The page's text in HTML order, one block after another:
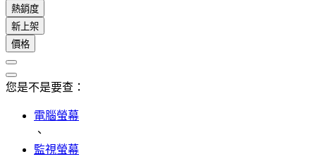
熱銷度
新上架
價格
您是不是要查：
電腦螢幕
、
監視螢幕